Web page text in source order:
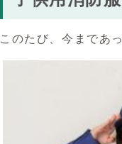
このたび、今まであ